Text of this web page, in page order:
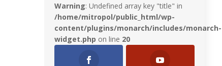
Warning: Undefined array key "title" in
/home/mitropol/public_html/wp-
content/plugins/monarch/includes/monarch-
widget.php on line 20